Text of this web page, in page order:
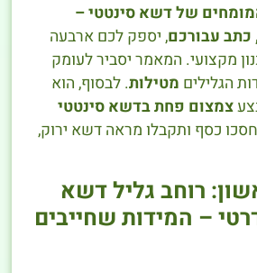
של דשא סינטטי –
עבורכם, יספק לכם ארבעה
מקצועי. המאמר יסביר לעומק
הגלילים מטילות. לבסוף, הוא
צמצום פחת בדשא סינטטי
כסף ותקבלו מראה דשא ירוק,
רוחב גליל דשא
– המידות שחייבים